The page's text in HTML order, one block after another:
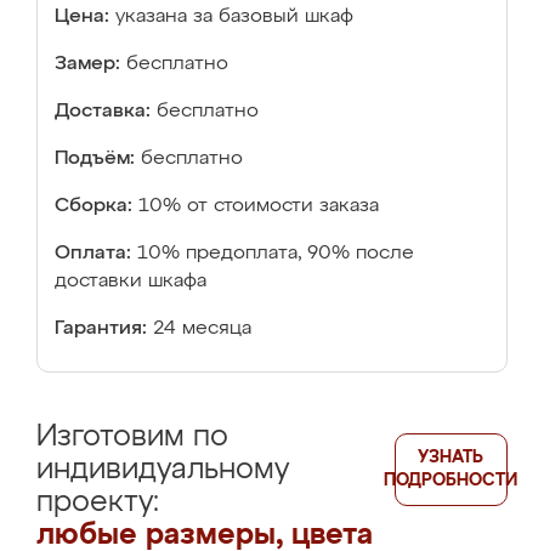
Цена: указана за базовый шкаф
Замер: бесплатно
Доставка: бесплатно
Подъём: бесплатно
Сборка: 10% от стоимости заказа
Оплата: 10% предоплата, 90% после
доставки шкафа
Гарантия: 24 месяца
Изготовим по
индивидуальному
проекту:
любые размеры, цвета
УЗНАТЬ
ПОДРОБНОСТИ